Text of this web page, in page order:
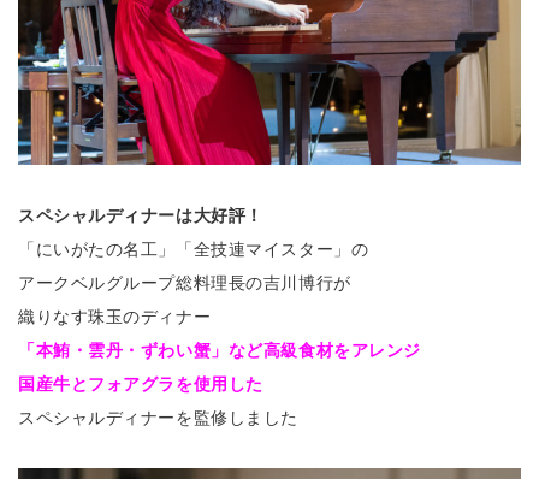
スペシャルディナーは大好評！
「にいがたの名工」「全技連マイスター」の
アークベルグループ総料理長の吉川博行が
織りなす珠玉のディナー
「本鮪・雲丹・ずわい蟹」など高級食材をアレンジ
国産牛とフォアグラを使用した
スペシャルディナーを監修しました